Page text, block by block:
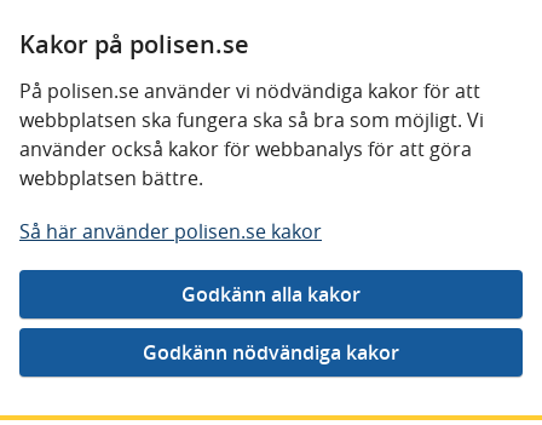
Kakor på polisen.se
På polisen.se använder vi nödvändiga kakor för att
webbplatsen ska fungera ska så bra som möjligt. Vi
använder också kakor för webbanalys för att göra
webbplatsen bättre.
Så här använder polisen.se kakor